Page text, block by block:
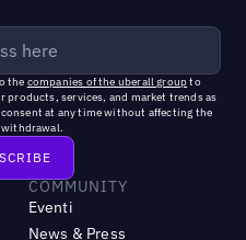
the companies of the uberall groupto
products, services, and market trends as
at any time without affecting the
withdrawal.
COMMUNITY
Eventi
News & Press